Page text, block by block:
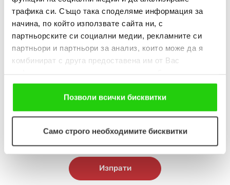
трафика си. Също така споделяме информация за
начина, по който използвате сайта ни, с
партньорските си социални медии, рекламните си
партньори и партньори за анализ, които може да я
комбинират с друга предоставена им от Вас
ползването от Ваша страна на услугите им. Ако
продължавате да използвате нашия уебсайт, Вие се
съгласявате с нашите "бисквитки".
Позволи всички бисквитки
Само строго необходимите бисквитки
• богат пакет от преференции
Гарантирана конфиденциалност на всички кандидатури по
смисъла на ЗЗЛД.
Ще се свържем само с одобрените по документи кандидати.
Кандидатствайки по настоящата обява, Вие ще ни
предоставите Ваши лични данни. Подробна информация
относно начина, по който ще обработваме личните Ви данни,
zashtita-na-lichnite-danni-na-kandidati-za-rabota
Изпрати